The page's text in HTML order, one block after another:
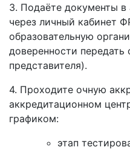
3. Подаёте документы в
через личный кабинет
образовательную
доверенности передать
представителя).
4. Проходите очную
аккредитационном
графиком:
этап